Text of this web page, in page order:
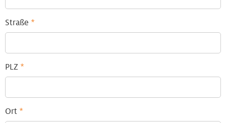
Straße *
PLZ *
Ort *